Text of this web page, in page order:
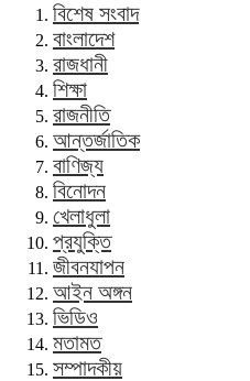
বিশেষ সংবাদ
বাংলাদেশ
রাজধানী
শিক্ষা
রাজনীতি
আন্তর্জাতিক
বাণিজ্য
বিনোদন
খেলাধুলা
প্রযুক্তি
জীবনযাপন
আইন অঙ্গন
ভিডিও
মতামত
সম্পাদকীয়